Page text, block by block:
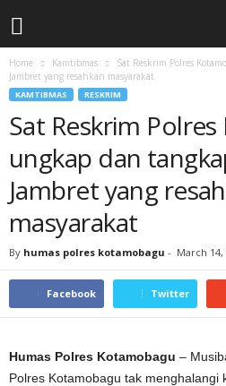
Home Kamtibmas
Sat Reskrim Polres
Jambret yang resahkan masyarakat
KAMTIBMAS RESKRIM
Sat Reskrim
ungkap dan
Jambret yang
masyarakat
By humas polres kotamobagu - March 14,
Facebook Twitter
Humas Polres Kotamobagu –
Polres Kotamobagu tak menghalangi